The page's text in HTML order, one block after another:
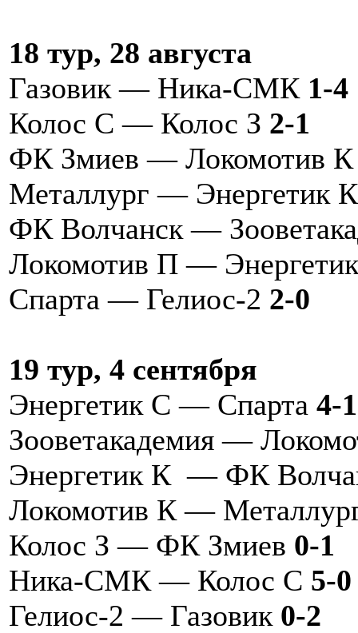
18 тур, 28 августа
Газовик — Ника-СМК 1-4
Колос С — Колос З 2-1
ФК Змиев — Локомотив
Металлург — Энергетик
ФК Волчанск —
Локомотив П —
Спарта — Гелиос-2 2-0
19 тур, 4 сентября
Энергетик С — Спарта 4-1
Зооветакадемия —
Энергетик К — ФК
Локомотив К —
Колос З — ФК Змиев 0-1
Ника-СМК — Колос С 5-0
Гелиос-2 — Газовик 0-2